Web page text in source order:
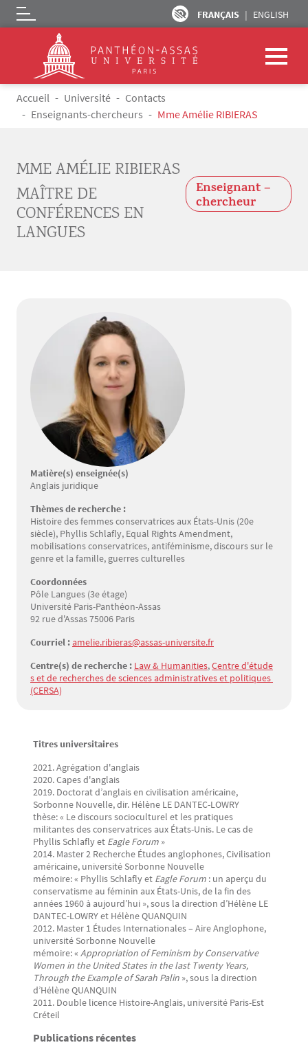
Aller au contenu principal
FRANÇAIS ENGLISH
Logo
Fil d'Ariane
Accueil Université
Contacts
Enseignants-chercheurs
Mme Amélie RIBIERAS
MME AMÉLIE RIBIERAS
MAÎTRE DE
CONFÉRENCES EN
LANGUES
Enseignant –
chercheur
Matière(s) enseignée(s)
Anglais juridique
Thèmes de recherche :
Histoire des femmes conservatrices aux États-Unis (20e
siècle), Phyllis Schlafly, Equal Rights Amendment,
mobilisations conservatrices, antiféminisme, discours sur le
genre et la famille, guerres culturelles
Coordonnées
Pôle Langues (3e étage)
Université Paris-Panthéon-Assas
92 rue d'Assas 75006 Paris
Courriel :amelie.ribieras@assas-universite.fr
Centre(s) de recherche : Law & Humanities,Centre d'étude
s et de recherches de sciences administratives et politiques
(CERSA)
Texte
Titres universitaires
2021. Agrégation d'anglais
2020. Capes d'anglais
2019. Doctorat d’anglais en civilisation américaine,
Sorbonne Nouvelle, dir. Hélène LE DANTEC-LOWRY
thèse: « Le discours socioculturel et les pratiques
militantes des conservatrices aux États-Unis. Le cas de
Phyllis Schlafly et Eagle Forum »
2014. Master 2 Recherche Études anglophones, Civilisation
américaine, université Sorbonne Nouvelle
mémoire: « Phyllis Schlafly et Eagle Forum : un aperçu du
conservatisme au féminin aux États-Unis, de la fin des
années 1960 à aujourd’hui », sous la direction d’Hélène LE
DANTEC-LOWRY et Hélène QUANQUIN
2012. Master 1 Études Internationales – Aire Anglophone,
université Sorbonne Nouvelle
mémoire: « Appropriation of Feminism by Conservative
Women in the United States in the last Twenty Years,
Through the Example of Sarah Palin », sous la direction
d’Hélène QUANQUIN
2011. Double licence Histoire-Anglais, université Paris-Est
Créteil
Publications récentes